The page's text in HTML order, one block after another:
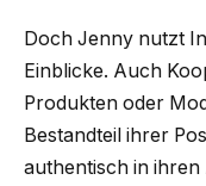
Doch Jenny nutzt
Einblicke. Auch
Produkten oder
Bestandteil ihrer
authentisch in